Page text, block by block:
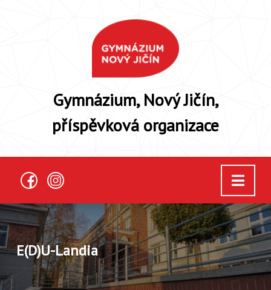
Gymnázium, Nový Jičín,
příspěvková organizace
E(D)U-Landia